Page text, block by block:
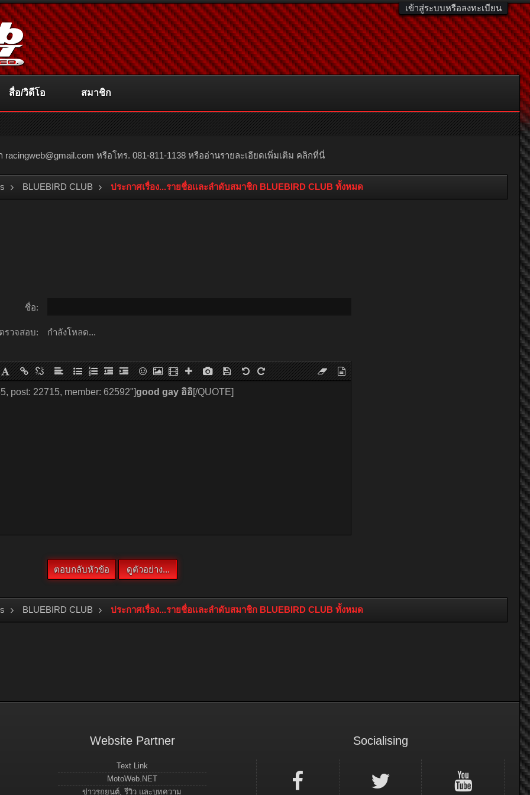
เข้าสู่ระบบหรือลงทะเบียน
racingweb@gmail.com หรือโทร. 081-811-1138 หรืออ่านรายละเอียดเพิ่มเติม คลิกที่นี่
BLUEBIRD CLUB ประกาศเรื่อง...รายชื่อและลำดับสมาชิก BLUEBIRD CLUB ทั้งหมด
ชื่อ:
รวจสอบ: กำลังโหลด...
BLUEBIRD CLUB ประกาศเรื่อง...รายชื่อและลำดับสมาชิก BLUEBIRD CLUB ทั้งหมด
สื่อ/วิดีโอ สมาชิก
Website Partner
Text Link
MotoWeb.NET
ข่าวรถยนต์, รีวิว และบทความ
Socialising